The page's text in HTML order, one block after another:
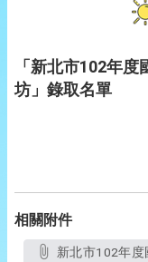
「新北市102年
坊」錄取名單
相關附件